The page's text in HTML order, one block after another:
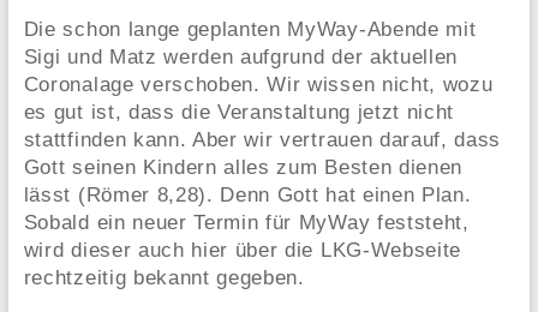
Die schon lange geplanten MyWay-Abende mit
Sigi und Matz werden aufgrund der aktuellen
Coronalage verschoben. Wir wissen nicht, wozu
es gut ist, dass die Veranstaltung jetzt nicht
stattfinden kann. Aber wir vertrauen darauf, dass
Gott seinen Kindern alles zum Besten dienen
lässt (Römer 8,28). Denn Gott hat einen Plan.
Sobald ein neuer Termin für MyWay feststeht,
wird dieser auch hier über die LKG-Webseite
rechtzeitig bekannt gegeben.